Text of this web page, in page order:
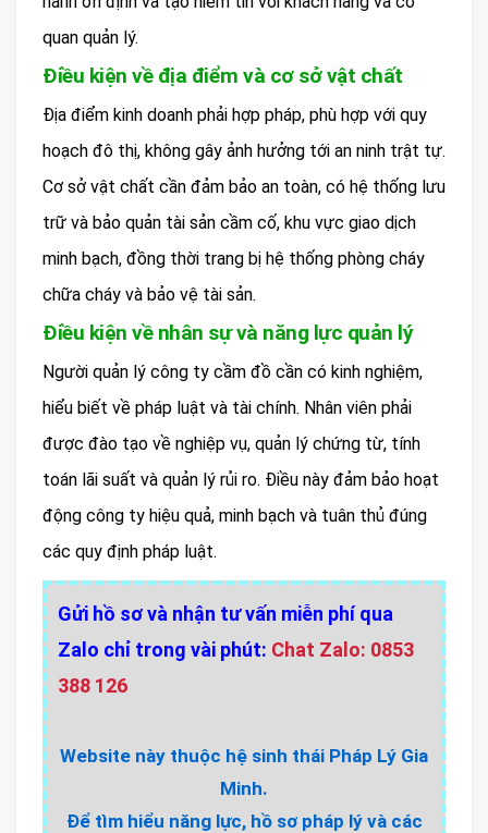
quan quản lý.
Điều kiện về địa điểm và cơ sở vật chất
Địa điểm kinh doanh phải hợp pháp, phù hợp với quy
hoạch đô thị, không gây ảnh hưởng tới an ninh trật tự.
Cơ sở vật chất cần đảm bảo an toàn, có hệ thống lưu
trữ và bảo quản tài sản cầm cố, khu vực giao dịch
minh bạch, đồng thời trang bị hệ thống phòng cháy
chữa cháy và bảo vệ tài sản.
Điều kiện về nhân sự và năng lực quản lý
Người quản lý công ty cầm đồ cần có kinh nghiệm,
hiểu biết về pháp luật và tài chính. Nhân viên phải
được đào tạo về nghiệp vụ, quản lý chứng từ, tính
toán lãi suất và quản lý rủi ro. Điều này đảm bảo hoạt
động công ty hiệu quả, minh bạch và tuân thủ đúng
các quy định pháp luật.
Gửi hồ sơ và nhận tư vấn miễn phí qua
Zalo chỉ trong vài phút: Chat Zalo: 0853
388 126
Website này thuộc hệ sinh thái Pháp Lý Gia
Minh.
Để tìm hiểu năng lực, hồ sơ pháp lý và các